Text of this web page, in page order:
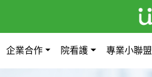
企業合作 院看護 專業小聯